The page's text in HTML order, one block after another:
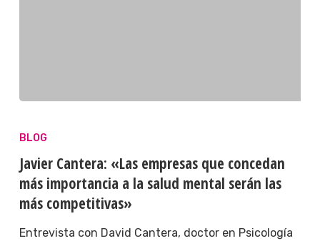
BLOG
Javier Cantera: «Las empresas que concedan
más importancia a la salud mental serán las
más competitivas»
Entrevista con David Cantera, doctor en Psicología